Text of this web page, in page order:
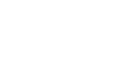
oder in unterschied­
Ton perfekt passt.
stört. Apple
eine perfekte Auf­
ver­än­dern.